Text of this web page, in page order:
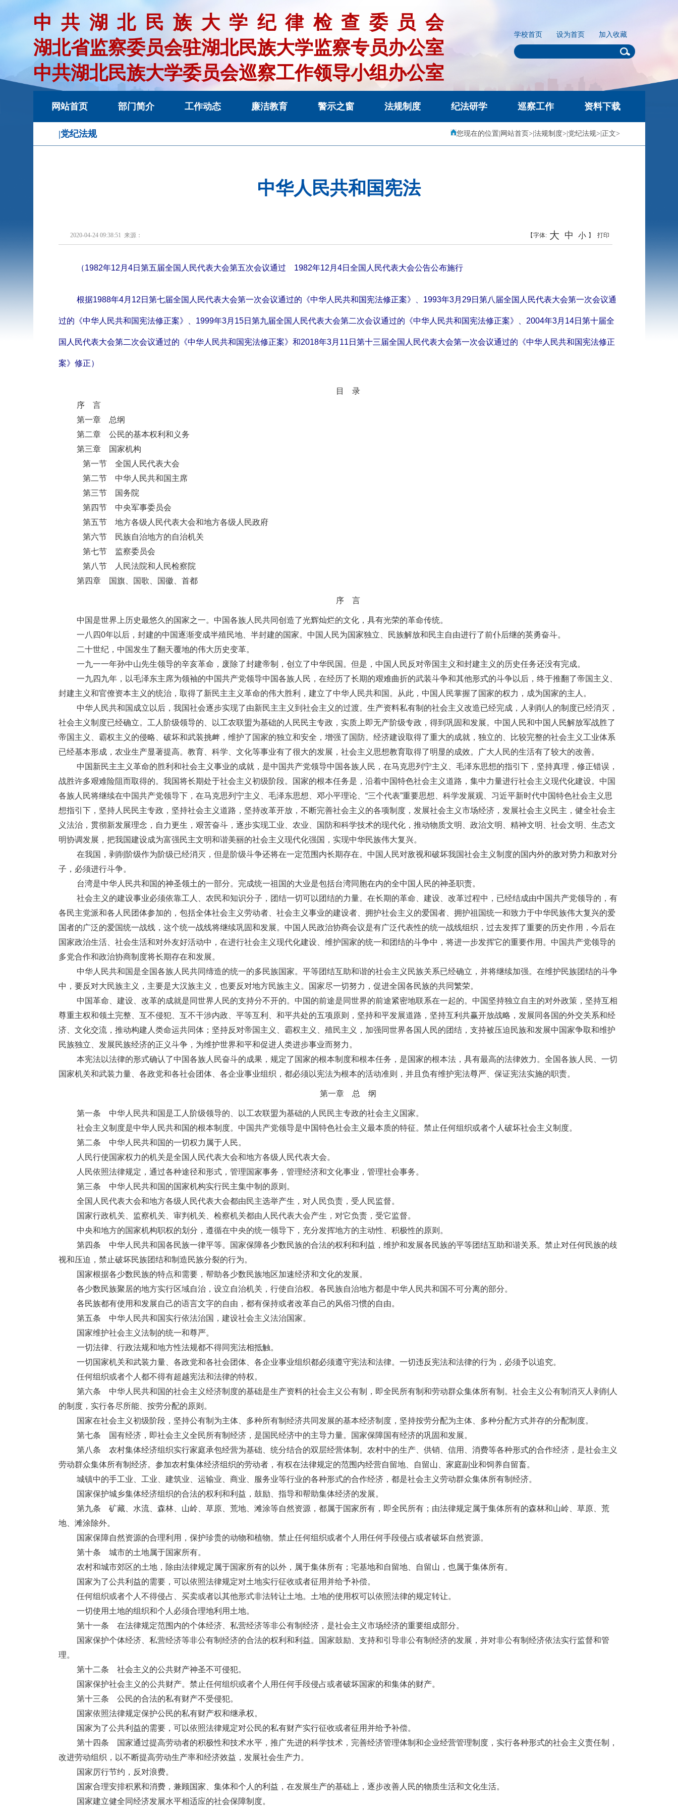
中共湖北民族大学纪律检查委员会
湖北省监察委员会驻湖北民族大学监察专员办公室
中共湖北民族大学委员会巡察工作领导小组办公室
学校首页 设为首页 加入收藏
网站首页 部门简介 工作动态 廉洁教育 警示之窗 法规制度 纪法研学 巡察工作 资料下载
|党纪法规 您现在的位置 网站首页> 法规制度> 党纪法规> 正文>
中华人民共和国宪法
2020-04-24 09:38:51 来源： 【字体:大 中 小 】 打印
（1982年12 月 4日第五届全国人民代表大会第五次会议通过 1982年12 月 4日全国人民代表大会公告公布施行
根据1988年4月 12 日第七届全国人民代表大会第一次会议通过的《中华人民共和国宪法修正案》、 1993年3月 29日第八届全国人民代表大会第一次会议通
过的《中华人民共和国宪法修正案》、 1999年3月 15日第九届全国人民代表大会第二次会议通过的《中华人民共和国宪法修正案》、 2004年3月 14日第十届全
国人民代表大会第二次会议通过的《中华人民共和国宪法修正案》和2018年3月 11 日第十三届全国人民代表大会第一次会议通过的《中华人民共和国宪法修正
案》修正）
目 录
序 言
第一章 总纲
第二章 公民的基本权利和义务
第三章 国家机构
第一节 全国人民代表大会
第二节 中华人民共和国主席
第三节 国务院
第四节 中央军事委员会
第五节 地方各级人民代表大会和地方各级人民政府
第六节 民族自治地方的自治机关
第七节 监察委员会
第八节 人民法院和人民检察院
第四章 国旗、国歌、国徽、首都
序 言
中国是世界上历史最悠久的国家之一。中国各族人民共同创造了光辉灿烂的文化，具有光荣的革命传统。
一八四0年以后，封建的中国逐渐变成半殖民地、半封建的国家。中国人民为国家独立、民族解放和民主自由进行了前仆后继的英勇奋斗。
二十世纪，中国发生了翻天覆地的伟大历史变革。
一九一一年孙中山先生领导的辛亥革命，废除了封建帝制，创立了中华民国。但是，中国人民反对帝国主义和封建主义的历史任务还没有完成。
一九四九年，以毛泽东主席为领袖的中国共产党领导中国各族人民，在经历了长期的艰难曲折的武装斗争和其他形式的斗争以后，终于推翻了帝国主义、
封建主义和官僚资本主义的统治，取得了新民主主义革命的伟大胜利，建立了中华人民共和国。从此，中国人民掌握了国家的权力，成为国家的主人。
中华人民共和国成立以后，我国社会逐步实现了由新民主主义到社会主义的过渡。生产资料私有制的社会主义改造已经完成，人剥削人的制度已经消灭，
社会主义制度已经确立。工人阶级领导的、以工农联盟为基础的人民民主专政，实质上即无产阶级专政，得到巩固和发展。中国人民和中国人民解放军战胜了
帝国主义、霸权主义的侵略、破坏和武装挑衅，维护了国家的独立和安全，增强了国防。经济建设取得了重大的成就，独立的、比较完整的社会主义工业体系
已经基本形成，农业生产显著提高。教育、科学、文化等事业有了很大的发展，社会主义思想教育取得了明显的成效。广大人民的生活有了较大的改善。
中国新民主主义革命的胜利和社会主义事业的成就，是中国共产党领导中国各族人民，在马克思列宁主义、毛泽东思想的指引下，坚持真理，修正错误，
战胜许多艰难险阻而取得的。我国将长期处于社会主义初级阶段。国家的根本任务是，沿着中国特色社会主义道路，集中力量进行社会主义现代化建设。中国
各族人民将继续在中国共产党领导下，在马克思列宁主义、毛泽东思想、邓小平理论、“三个代表”重要思想、科学发展观、习近平新时代中国特色社会主义思
想指引下，坚持人民民主专政，坚持社会主义道路，坚持改革开放，不断完善社会主义的各项制度，发展社会主义市场经济，发展社会主义民主，健全社会主
义法治，贯彻新发展理念，自力更生，艰苦奋斗，逐步实现工业、农业、国防和科学技术的现代化，推动物质文明、政治文明、精神文明、社会文明、生态文
明协调发展，把我国建设成为富强民主文明和谐美丽的社会主义现代化强国，实现中华民族伟大复兴。
在我国，剥削阶级作为阶级已经消灭，但是阶级斗争还将在一定范围内长期存在。中国人民对敌视和破坏我国社会主义制度的国内外的敌对势力和敌对分
子，必须进行斗争。
台湾是中华人民共和国的神圣领土的一部分。完成统一祖国的大业是包括台湾同胞在内的全中国人民的神圣职责。
社会主义的建设事业必须依靠工人、农民和知识分子，团结一切可以团结的力量。在长期的革命、建设、改革过程中，已经结成由中国共产党领导的，有
各民主党派和各人民团体参加的，包括全体社会主义劳动者、社会主义事业的建设者、拥护社会主义的爱国者、拥护祖国统一和致力于中华民族伟大复兴的爱
国者的广泛的爱国统一战线，这个统一战线将继续巩固和发展。中国人民政治协商会议是有广泛代表性的统一战线组织，过去发挥了重要的历史作用，今后在
国家政治生活、社会生活和对外友好活动中，在进行社会主义现代化建设、维护国家的统一和团结的斗争中，将进一步发挥它的重要作用。中国共产党领导的
多党合作和政治协商制度将长期存在和发展。
中华人民共和国是全国各族人民共同缔造的统一的多民族国家。平等团结互助和谐的社会主义民族关系已经确立，并将继续加强。在维护民族团结的斗争
中，要反对大民族主义，主要是大汉族主义，也要反对地方民族主义。国家尽一切努力，促进全国各民族的共同繁荣。
中国革命、建设、改革的成就是同世界人民的支持分不开的。中国的前途是同世界的前途紧密地联系在一起的。中国坚持独立自主的对外政策，坚持互相
尊重主权和领土完整、互不侵犯、互不干涉内政、平等互利、和平共处的五项原则，坚持和平发展道路，坚持互利共赢开放战略，发展同各国的外交关系和经
济、文化交流，推动构建人类命运共同体；坚持反对帝国主义、霸权主义、殖民主义，加强同世界各国人民的团结，支持被压迫民族和发展中国家争取和维护
民族独立、发展民族经济的正义斗争，为维护世界和平和促进人类进步事业而努力。
本宪法以法律的形式确认了中国各族人民奋斗的成果，规定了国家的根本制度和根本任务，是国家的根本法，具有最高的法律效力。全国各族人民、一切
国家机关和武装力量、各政党和各社会团体、各企业事业组织，都必须以宪法为根本的活动准则，并且负有维护宪法尊严、保证宪法实施的职责。
第一章 总 纲
第一条 中华人民共和国是工人阶级领导的、以工农联盟为基础的人民民主专政的社会主义国家。
社会主义制度是中华人民共和国的根本制度。中国共产党领导是中国特色社会主义最本质的特征。禁止任何组织或者个人破坏社会主义制度。
第二条 中华人民共和国的一切权力属于人民。
人民行使国家权力的机关是全国人民代表大会和地方各级人民代表大会。
人民依照法律规定，通过各种途径和形式，管理国家事务，管理经济和文化事业，管理社会事务。
第三条 中华人民共和国的国家机构实行民主集中制的原则。
全国人民代表大会和地方各级人民代表大会都由民主选举产生，对人民负责，受人民监督。
国家行政机关、监察机关、审判机关、检察机关都由人民代表大会产生，对它负责，受它监督。
中央和地方的国家机构职权的划分，遵循在中央的统一领导下，充分发挥地方的主动性、积极性的原则。
第四条 中华人民共和国各民族一律平等。国家保障各少数民族的合法的权利和利益，维护和发展各民族的平等团结互助和谐关系。禁止对任何民族的歧
视和压迫，禁止破坏民族团结和制造民族分裂的行为。
国家根据各少数民族的特点和需要，帮助各少数民族地区加速经济和文化的发展。
各少数民族聚居的地方实行区域自治，设立自治机关，行使自治权。各民族自治地方都是中华人民共和国不可分离的部分。
各民族都有使用和发展自己的语言文字的自由，都有保持或者改革自己的风俗习惯的自由。
第五条 中华人民共和国实行依法治国，建设社会主义法治国家。
国家维护社会主义法制的统一和尊严。
一切法律、行政法规和地方性法规都不得同宪法相抵触。
一切国家机关和武装力量、各政党和各社会团体、各企业事业组织都必须遵守宪法和法律。一切违反宪法和法律的行为，必须予以追究。
任何组织或者个人都不得有超越宪法和法律的特权。
第六条 中华人民共和国的社会主义经济制度的基础是生产资料的社会主义公有制，即全民所有制和劳动群众集体所有制。社会主义公有制消灭人剥削人
的制度，实行各尽所能、按劳分配的原则。
国家在社会主义初级阶段，坚持公有制为主体、多种所有制经济共同发展的基本经济制度，坚持按劳分配为主体、多种分配方式并存的分配制度。
第七条 国有经济，即社会主义全民所有制经济，是国民经济中的主导力量。国家保障国有经济的巩固和发展。
第八条 农村集体经济组织实行家庭承包经营为基础、统分结合的双层经营体制。农村中的生产、供销、信用、消费等各种形式的合作经济，是社会主义
劳动群众集体所有制经济。参加农村集体经济组织的劳动者，有权在法律规定的范围内经营自留地、自留山、家庭副业和饲养自留畜。
城镇中的手工业、工业、建筑业、运输业、商业、服务业等行业的各种形式的合作经济，都是社会主义劳动群众集体所有制经济。
国家保护城乡集体经济组织的合法的权利和利益，鼓励、指导和帮助集体经济的发展。
第九条 矿藏、水流、森林、山岭、草原、荒地、滩涂等自然资源，都属于国家所有，即全民所有；由法律规定属于集体所有的森林和山岭、草原、荒
地、滩涂除外。
国家保障自然资源的合理利用，保护珍贵的动物和植物。禁止任何组织或者个人用任何手段侵占或者破坏自然资源。
第十条 城市的土地属于国家所有。
农村和城市郊区的土地，除由法律规定属于国家所有的以外，属于集体所有；宅基地和自留地、自留山，也属于集体所有。
国家为了公共利益的需要，可以依照法律规定对土地实行征收或者征用并给予补偿。
任何组织或者个人不得侵占、买卖或者以其他形式非法转让土地。土地的使用权可以依照法律的规定转让。
一切使用土地的组织和个人必须合理地利用土地。
第十一条 在法律规定范围内的个体经济、私营经济等非公有制经济，是社会主义市场经济的重要组成部分。
国家保护个体经济、私营经济等非公有制经济的合法的权利和利益。国家鼓励、支持和引导非公有制经济的发展，并对非公有制经济依法实行监督和管
理。
第十二条 社会主义的公共财产神圣不可侵犯。
国家保护社会主义的公共财产。禁止任何组织或者个人用任何手段侵占或者破坏国家的和集体的财产。
第十三条 公民的合法的私有财产不受侵犯。
国家依照法律规定保护公民的私有财产权和继承权。
国家为了公共利益的需要，可以依照法律规定对公民的私有财产实行征收或者征用并给予补偿。
第十四条 国家通过提高劳动者的积极性和技术水平，推广先进的科学技术，完善经济管理体制和企业经营管理制度，实行各种形式的社会主义责任制，
改进劳动组织，以不断提高劳动生产率和经济效益，发展社会生产力。
国家厉行节约，反对浪费。
国家合理安排积累和消费，兼顾国家、集体和个人的利益，在发展生产的基础上，逐步改善人民的物质生活和文化生活。
国家建立健全同经济发展水平相适应的社会保障制度。